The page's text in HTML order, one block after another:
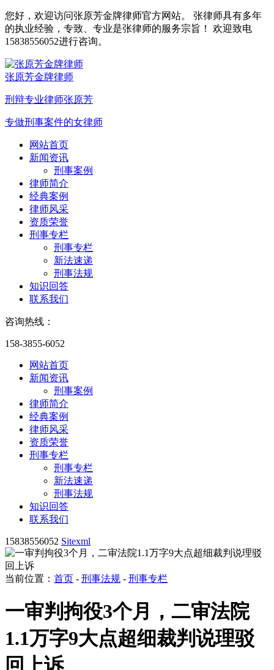
您好，欢迎访问张原芳金牌律师官方网站。 张律师具有多年
的执业经验，专致、专业是张律师的服务宗旨！ 欢迎致电
15838556052进行咨询。
张原芳金牌律师
刑辩专业律师张原芳
专做刑事案件的女律师
网站首页
新闻资讯
刑事案例
律师简介
经典案例
律师风采
资质荣誉
刑事专栏
刑事专栏
新法速递
刑事法规
知识回答
联系我们
咨询热线：
158-3855-6052
网站首页
新闻资讯
刑事案例
律师简介
经典案例
律师风采
资质荣誉
刑事专栏
刑事专栏
新法速递
刑事法规
知识回答
联系我们
15838556052 Sitexml
当前位置： 首页 - 刑事法规 - 刑事专栏
一审判拘役3个月，二审法院
1.1万字9大点超细裁判说理驳
回上诉